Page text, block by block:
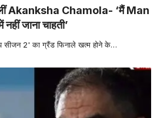
Akanksha Chamola- ‘मैं Man
जाना चाहती’
2' का ग्रैंड फिनाले खत्म होने के…